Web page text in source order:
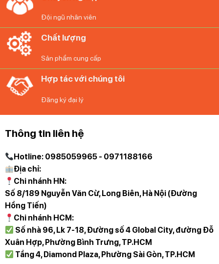
Thiết kế của bình giữ nhiệt Emsa CAMPO cũng rất tiện lợi,
với tay cầm ergonomically designed giúp bạn dễ dàng
cầm và mang theo bình. Nắp có thể tháo rời và dễ dàng
làm sạch, giúp bảo quản và sử dụng bình một cách thuận
Tổng kết , bình giữ nhiệt Emsa CAMPO Isolierkanne Quick
Tip là một sản phẩm đáng tin cậy và tiện ích để giữ nhiệt
độ của đồ uống trong thời gian dài. Với dung tích 1,0 lít và
thiết kế inox sang trọng, nó là một lựa chọn tuyệt vời cho
việc mang theo khi đi du lịch hoặc sử dụng hàng ngày tại
nhà.
Nếu bạn quan tâm đến sản phẩm hãy liên hệ qua
Hotline 097 118 81 66 để được trải nghiệm và
Đội ngũ nhân viên
Chất lượng
Sản phẩm cung cấp
Hợp tác với chúng tôi
Đăng ký đại lý
Thông tin liên hệ
Hotline: 0985059965 - 0971188166
Địa chỉ:
Chi nhánh HN:
Số 8/189 Nguyễn Văn Cừ, Long Biên, Hà Nội (Đường
Hồng Tiến)
Chi nhánh HCM:
Số nhà 96, Lk 7-18, Đường số 4 Global City, đường Đỗ
Xuân Hợp, Phường Bình Trưng, TP.HCM
Tầng 4, Diamond Plaza, Phường Sài Gòn, TP.HCM